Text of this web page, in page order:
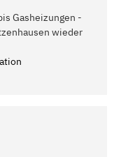
Gasheizungen -
wieder